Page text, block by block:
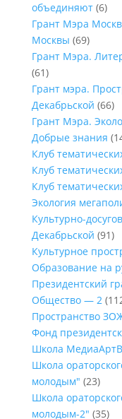
объединяют(6)
Грант Мэра
Москвы (69)
Грант Мэра.
(61)
Грант мэра.
Декабрьской (66)
Грант Мэра.
Добрые знания
Клуб
Клуб
Клуб
Экология
Культурно-
Декабрьской (91)
Культурное
Образование на
Президентский
Общество — 2
Пространство
Фонд
Школа
Школа
молодым" (23)
Школа
молодым-2" (35)